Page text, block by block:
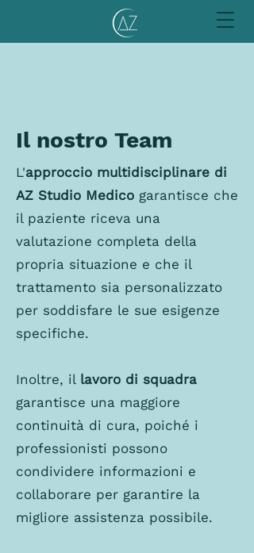
Il nostro Team
L'approccio multidisciplinare di
AZ Studio Medico garantisce che
il paziente riceva una
valutazione completa della
propria situazione e che il
trattamento sia personalizzato
per soddisfare le sue esigenze
specifiche.
Inoltre, il lavoro di squadra
garantisce una maggiore
continuità di cura, poiché i
professionisti possono
condividere informazioni e
collaborare per garantire la
migliore assistenza possibile.